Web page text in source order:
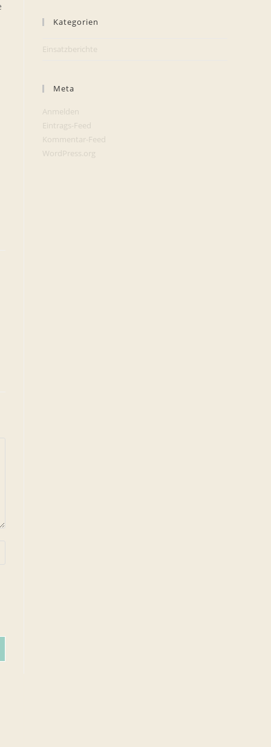
Kategorien
Einsatzberichte
Meta
Anmelden
Eintrags-Feed
Kommentar-Feed
WordPress.org